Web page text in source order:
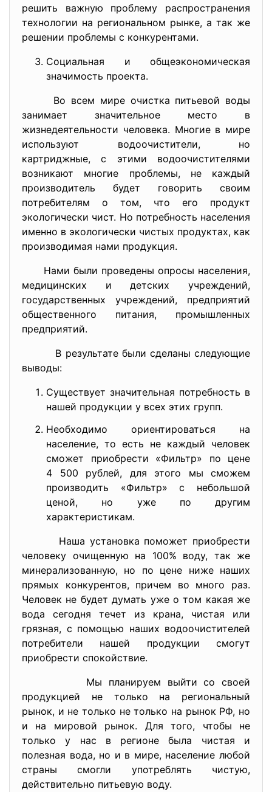
решить важную проблему распространения
технологии на региональном рынке, а так же
решении проблемы с конкурентами.
Социальная и общеэкономическая
значимость проекта.
Во всем мире очистка питьевой воды
занимает значительное место в
жизнедеятельности человека. Многие в мире
используют водоочистители, но
картриджные, с этими водоочистителями
возникают многие проблемы, не каждый
производитель будет говорить своим
потребителям о том, что его продукт
экологически чист. Но потребность населения
именно в экологически чистых продуктах, как
производимая нами продукция.
Нами были проведены опросы населения,
медицинских и детских учреждений,
государственных учреждений, предприятий
общественного питания, промышленных
предприятий.
В результате были сделаны следующие
выводы:
Существует значительная потребность в
нашей продукции у всех этих групп.
Необходимо ориентироваться на
население, то есть не каждый человек
сможет приобрести «Фильтр» по цене
4 500 рублей, для этого мы сможем
производить «Фильтр» с небольшой
ценой, но уже по другим
характеристикам.
Наша установка поможет приобрести
человеку очищенную на 100% воду, так же
минерализованную, но по цене ниже наших
прямых конкурентов, причем во много раз.
Человек не будет думать уже о том какая же
вода сегодня течет из крана, чистая или
грязная, с помощью наших водоочистителей
потребители нашей продукции смогут
приобрести спокойствие.
Мы планируем выйти со своей
продукцией не только на региональный
рынок, и не только не только на рынок РФ, но
и на мировой рынок. Для того, чтобы не
только у нас в регионе была чистая и
полезная вода, но и в мире, население любой
страны смогли употреблять чистую,
действительно питьевую воду.